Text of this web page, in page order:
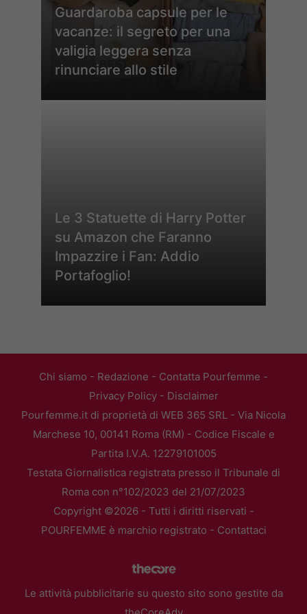
Guardaroba capsule per le
vacanze: il segreto per una
valigia leggera senza
rinunciare allo stile
Le 3 Statuette di Harry Potter
su Amazon che Faranno
Impazzire i Fan: Addio
Portafoglio!
Chi siamo - Redazione - Contatta Pourfemme -
Privacy Policy- Disclaimer
Pourfemme.it di proprietà di WEB 365 SRL - Via Nicola
Marchese 10, 00141 Roma (RM) - Codice Fiscale e
Partita I.V.A. 12279101005
Testata Giornalistica registrata presso il Tribunale di
Roma con n°102/2023 del 21/07/2023
Copyright ©2026 - Tutti i diritti riservati -
POURFEMME è marchio registrato - Contattaci
Le attività pubblicitarie su questo sito sono gestite da